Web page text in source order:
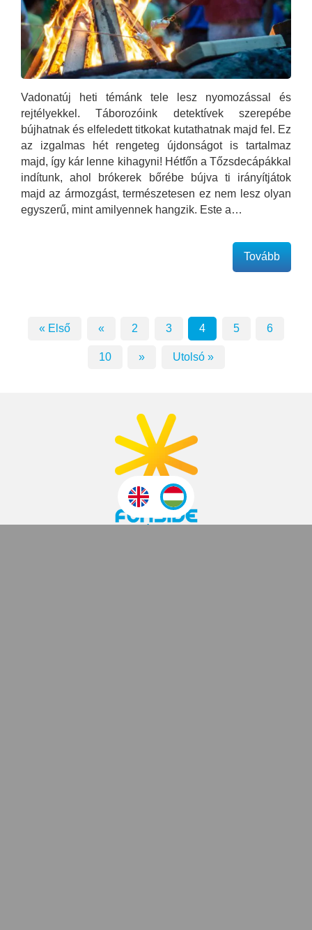
Vadonatúj heti témánk tele lesz nyomozással és
rejtélyekkel. Táborozóink detektívek szerepébe
bújhatnak és elfeledett titkokat kutathatnak majd fel. Ez
az izgalmas hét rengeteg újdonságot is tartalmaz
majd, így kár lenne kihagyni! Hétfőn a Tőzsdecápákkal
indítunk, ahol brókerek bőrébe bújva ti irányítjátok
majd az ármozgást, természetesen ez nem lesz olyan
egyszerű, mint amilyennek hangzik. Este a…
Tovább
« Első « 2 3 4 5 6
10 » Utolsó »